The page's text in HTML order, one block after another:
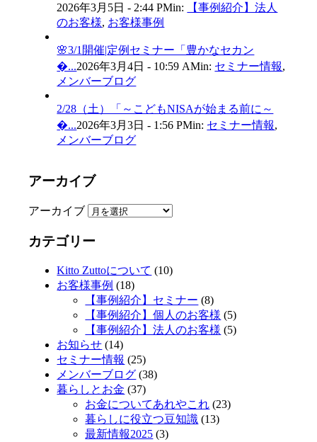
2026年3月5日 - 2:44 PMin:
【事例紹介】法人
のお客様, お客様事例
🌸3/1開催|定例セミナー「豊かなセカン
�...2026年3月4日 - 10:59 AMin: セミナー情報,
メンバーブログ
2/28（土）「～こどもNISAが始まる前に～
�...2026年3月3日 - 1:56 PMin: セミナー情報,
メンバーブログ
アーカイブ
アーカイブ
カテゴリー
Kitto Zuttoについて (10)
お客様事例 (18)
【事例紹介】セミナー (8)
【事例紹介】個人のお客様 (5)
【事例紹介】法人のお客様 (5)
お知らせ (14)
セミナー情報 (25)
メンバーブログ (38)
暮らしとお金 (37)
お金についてあれやこれ (23)
暮らしに役立つ豆知識 (13)
最新情報2025 (3)